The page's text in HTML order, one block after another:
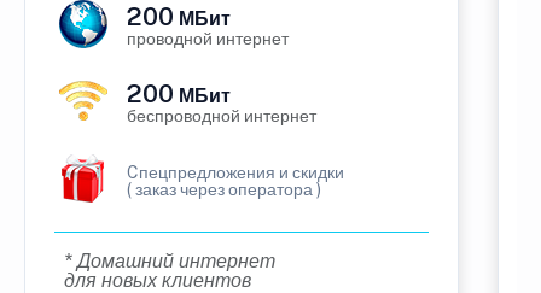
200 МБит
проводной интернет
200 МБит
беспроводной интернет
Cпецпредложения и скидки
( заказ через оператора )
* Домашний интернет
для новых клиентов